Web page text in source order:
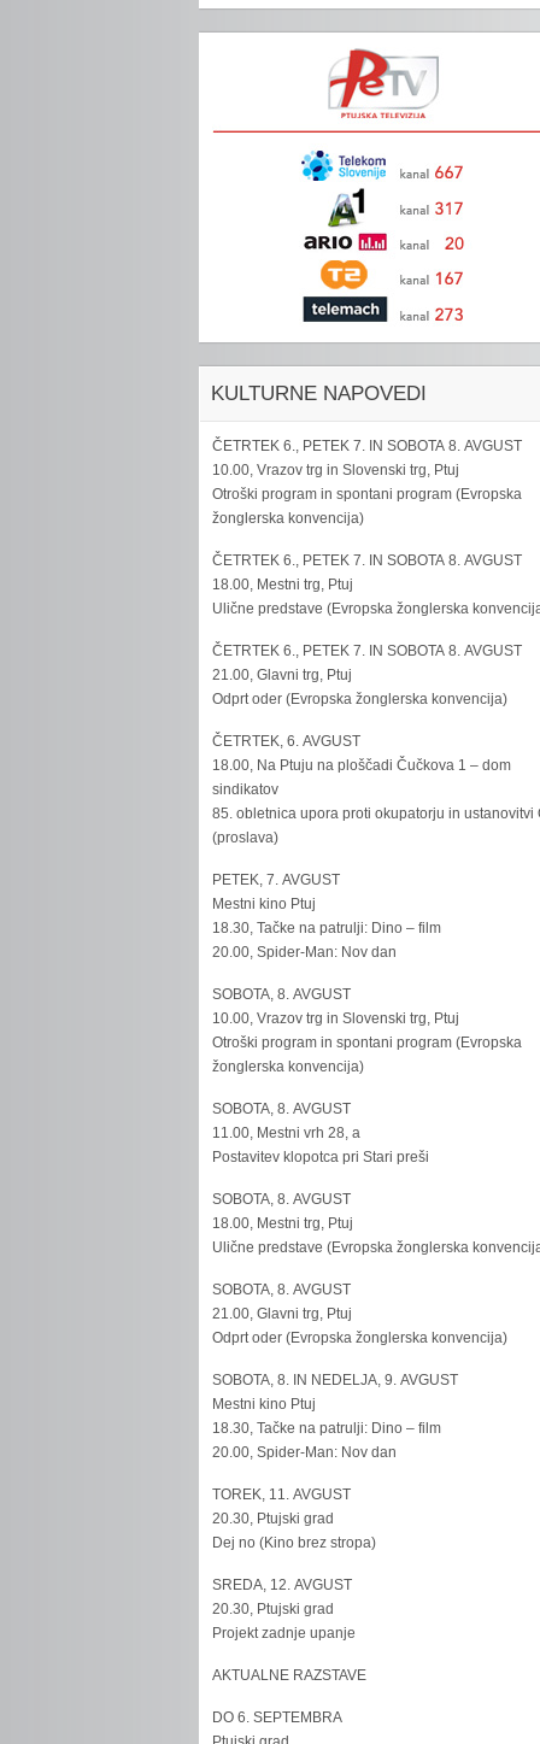
KULTURNE NAPOVEDI
ČETRTEK 6., PETEK 7. IN SOBOTA 8. AVGUST
10.00, Vrazov trg in Slovenski trg, Ptuj
Otroški program in spontani program (Evropska
žonglerska konvencija)
ČETRTEK 6., PETEK 7. IN SOBOTA 8. AVGUST
18.00, Mestni trg, Ptuj
Ulične predstave (Evropska žonglerska
ČETRTEK 6., PETEK 7. IN SOBOTA 8. AVGUST
21.00, Glavni trg, Ptuj
Odprt oder (Evropska žonglerska konvencija)
ČETRTEK, 6. AVGUST
18.00, Na Ptuju na ploščadi Čučkova 1 – dom
sindikatov
85. obletnica upora proti okupatorju in ustanovitvi
(proslava)
PETEK, 7. AVGUST
Mestni kino Ptuj
18.30, Tačke na patrulji: Dino – film
20.00, Spider-Man: Nov dan
SOBOTA, 8. AVGUST
10.00, Vrazov trg in Slovenski trg, Ptuj
Otroški program in spontani program (Evropska
žonglerska konvencija)
SOBOTA, 8. AVGUST
11.00, Mestni vrh 28, a
Postavitev klopotca pri Stari preši
SOBOTA, 8. AVGUST
18.00, Mestni trg, Ptuj
Ulične predstave (Evropska žonglerska
SOBOTA, 8. AVGUST
21.00, Glavni trg, Ptuj
Odprt oder (Evropska žonglerska konvencija)
SOBOTA, 8. IN NEDELJA, 9. AVGUST
Mestni kino Ptuj
18.30, Tačke na patrulji: Dino – film
20.00, Spider-Man: Nov dan
TOREK, 11. AVGUST
20.30, Ptujski grad
Dej no (Kino brez stropa)
SREDA, 12. AVGUST
20.30, Ptujski grad
Projekt zadnje upanje
AKTUALNE RAZSTAVE
DO 6. SEPTEMBRA